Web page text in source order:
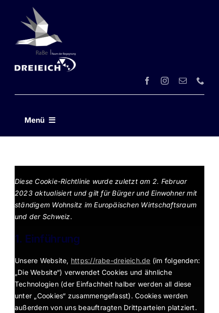
springen
Menü
Häuser
Angebote
RaBe Mitgestalten
Diese Cookie-Richtlinie wurde zuletzt am 2. Februar
2023 aktualisiert und gilt für Bürger und Einwohner mit
ständigem Wohnsitz im Europäischen Wirtschaftsraum
und der Schweiz.
1. Einführung
Unsere Website, https://rabe-dreieich.de (im folgenden:
„Die Website“) verwendet Cookies und ähnliche
Technologien (der Einfachheit halber werden all diese
unter „Cookies“ zusammengefasst). Cookies werden
außerdem von uns beauftragten Drittparteien platziert.